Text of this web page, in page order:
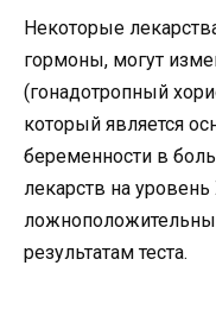
Некоторые
гормоны, могут
(гонадотропный
который является
беременности в
лекарств на
результатам теста.